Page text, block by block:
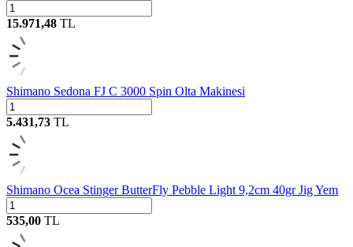
15.971,48 TL
Shimano Sedona FJ C 3000 Spin Olta Makinesi
5.431,73 TL
Shimano Ocea Stinger ButterFly Pebble Light 9,2cm 40gr Jig Yem
535,00 TL